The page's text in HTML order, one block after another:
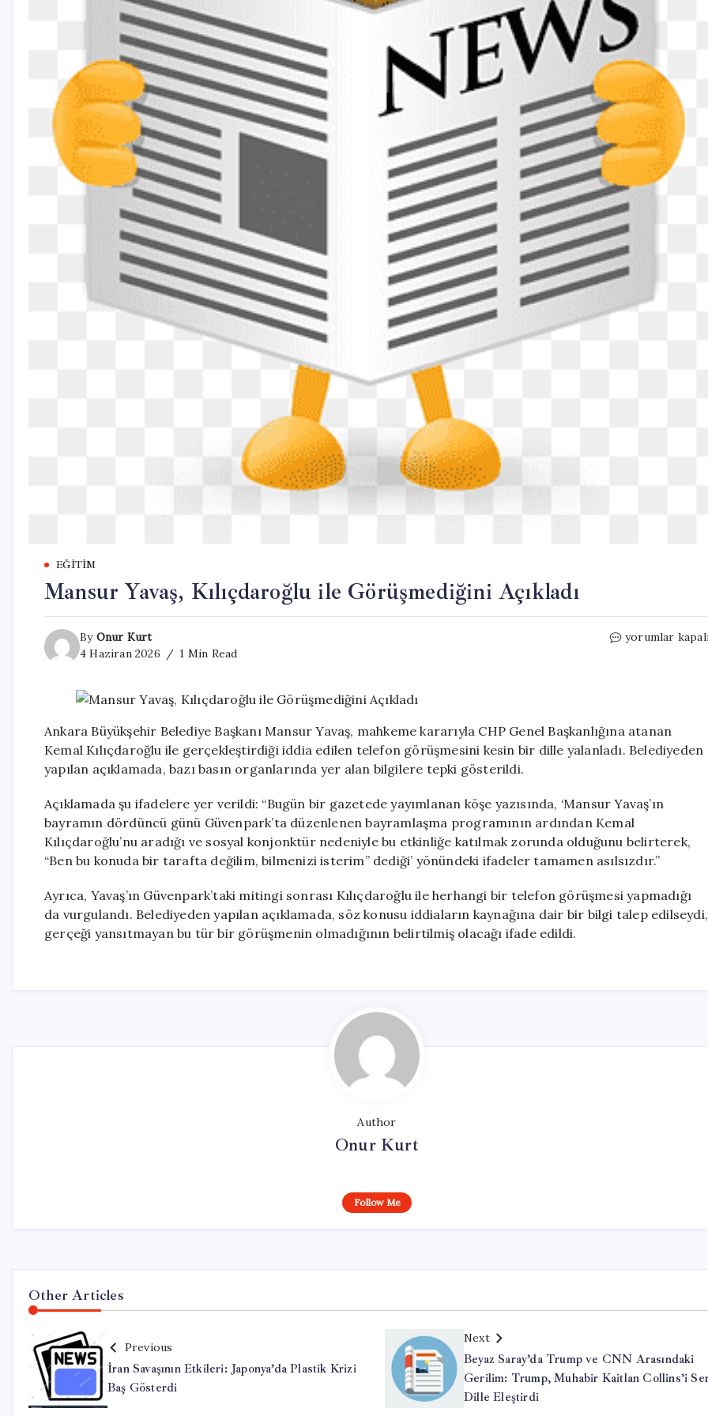
EĞITIM
Mansur Yavaş, Kılıçdaroğlu ile Görüşmediğini Açıkladı
By Onur Kurt
4 Haziran 2026
1 Min Read
Mansur
için
yorumlar
Ankara Büyükşehir Belediye Başkanı Mansur Yavaş, mahkeme kararıyla CHP Genel Başkanlığına atanan
Kemal Kılıçdaroğlu ile gerçekleştirdiği iddia edilen telefon görüşmesini kesin bir dille yalanladı. Belediyeden
yapılan açıklamada, bazı basın organlarında yer alan bilgilere tepki gösterildi.
Açıklamada şu ifadelere yer verildi: “Bugün bir gazetede yayımlanan köşe yazısında, ‘Mansur Yavaş’ın
bayramın dördüncü günü Güvenpark’ta düzenlenen bayramlaşma programının ardından Kemal
Kılıçdaroğlu’nu aradığı ve sosyal konjonktür nedeniyle bu etkinliğe katılmak zorunda olduğunu belirterek,
“Ben bu konuda bir tarafta değilim, bilmenizi isterim” dediği’ yönündeki ifadeler tamamen asılsızdır.”
Ayrıca, Yavaş’ın Güvenpark’taki mitingi sonrası Kılıçdaroğlu ile herhangi bir telefon görüşmesi yapmadığı
da vurgulandı. Belediyeden yapılan açıklamada, söz konusu iddiaların kaynağına dair bir bilgi talep edilseydi,
gerçeği yansıtmayan bu tür bir görüşmenin olmadığının belirtilmiş olacağı ifade edildi.
Author
Onur Kurt
Follow Me
Other Articles
Previous
İran Savaşının Etkileri: Japonya’da Plastik Krizi
Baş Gösterdi
Next
Beyaz Saray’da Trump ve CNN Arasındaki
Gerilim: Trump, Muhabir Kaitlan Collins’i
Dille Eleştirdi